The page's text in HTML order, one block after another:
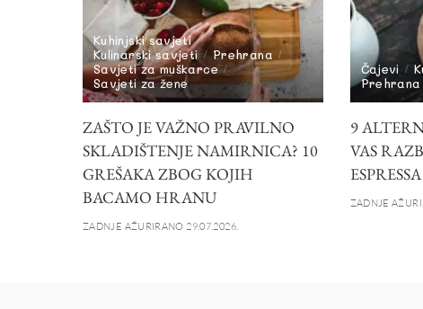
Kuhinjski savjeti
Kulinarski savjeti
Prehrana
Savjeti za muškarce
Savjeti za žene
ZAŠTO JE VAŽNO PRAVILNO
SKLADIŠTENJE NAMIRNICA? 10
GREŠAKA ZBOG KOJIH
BACAMO HRANU
ZADNJE AŽURIRANO 29.07.2026.
Čajevi
Prehrana
9
VAS
ESPRESSA
ZADNJE